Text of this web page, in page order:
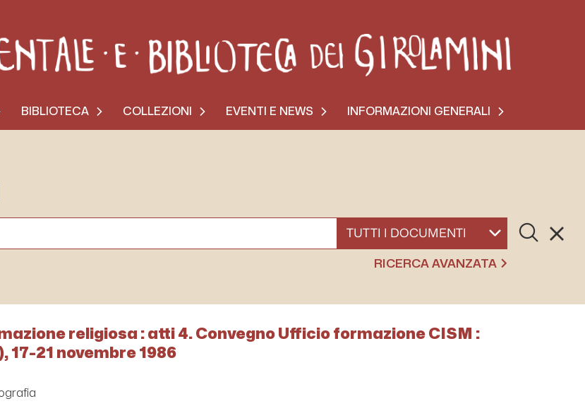
BIBLIOTECA COLLEZIONI EVENTI E NEWS INFORMAZIONI GENERALI
SELEZIONA UN DOCUMENTO
Cerca
RICERCA AVANZATA
religiosa : atti 4. Convegno Ufficio formazione CISM :
17-21 novembre 1986